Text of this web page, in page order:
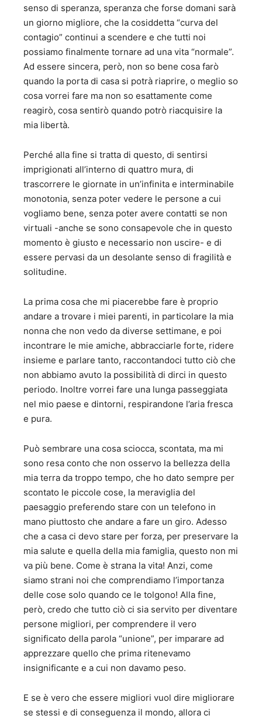
senso di speranza, speranza che forse domani sarà
un giorno migliore, che la cosiddetta “curva del
contagio” continui a scendere e che tutti noi
possiamo finalmente tornare ad una vita “normale”.
Ad essere sincera, però, non so bene cosa farò
quando la porta di casa si potrà riaprire, o meglio so
cosa vorrei fare ma non so esattamente come
reagirò, cosa sentirò quando potrò riacquisire la
mia libertà.
Perché alla fine si tratta di questo, di sentirsi
imprigionati all’interno di quattro mura, di
trascorrere le giornate in un’infinita e interminabile
monotonia, senza poter vedere le persone a cui
vogliamo bene, senza poter avere contatti se non
virtuali -anche se sono consapevole che in questo
momento è giusto e necessario non uscire- e di
essere pervasi da un desolante senso di fragilità e
solitudine.
La prima cosa che mi piacerebbe fare è proprio
andare a trovare i miei parenti, in particolare la mia
nonna che non vedo da diverse settimane, e poi
incontrare le mie amiche, abbracciarle forte, ridere
insieme e parlare tanto, raccontandoci tutto ciò che
non abbiamo avuto la possibilità di dirci in questo
periodo. Inoltre vorrei fare una lunga passeggiata
nel mio paese e dintorni, respirandone l’aria fresca
e pura.
Può sembrare una cosa sciocca, scontata, ma mi
sono resa conto che non osservo la bellezza della
mia terra da troppo tempo, che ho dato sempre per
scontato le piccole cose, la meraviglia del
paesaggio preferendo stare con un telefono in
mano piuttosto che andare a fare un giro. Adesso
che a casa ci devo stare per forza, per preservare la
mia salute e quella della mia famiglia, questo non mi
va più bene. Come è strana la vita! Anzi, come
siamo strani noi che comprendiamo l’importanza
delle cose solo quando ce le tolgono! Alla fine,
però, credo che tutto ciò ci sia servito per diventare
persone migliori, per comprendere il vero
significato della parola “unione”, per imparare ad
apprezzare quello che prima ritenevamo
insignificante e a cui non davamo peso.
E se è vero che essere migliori vuol dire migliorare
se stessi e di conseguenza il mondo, allora ci